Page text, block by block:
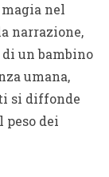
nel
narrazione,
un bambino
umana,
si diffonde
peso dei